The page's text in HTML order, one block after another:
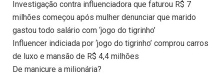
Investigação contra influenciadora que faturou R$ 7
milhões começou após mulher denunciar que marido
gastou todo salário com ‘jogo do tigrinho’
Influencer indiciada por ‘jogo do tigrinho’ comprou carros
de luxo e mansão de R$ 4,4 milhões
De manicure a milionária?